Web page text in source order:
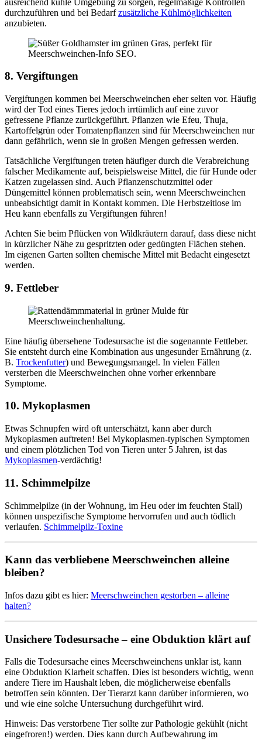
durchzuführen und bei Bedarfzusätzliche Kühlmöglichkeiten
anzubieten.
8. Vergiftungen
Vergiftungen kommen bei Meerschweinchen eher selten vor. Häufig
wird der Tod eines Tieres jedoch irrtümlich auf eine zuvor
gefressene Pflanze zurückgeführt. Pflanzen wie Efeu, Thuja,
Kartoffelgrün oder Tomatenpflanzen sind für Meerschweinchen nur
dann gefährlich, wenn sie in großen Mengen gefressen werden.
Tatsächliche Vergiftungen treten häufiger durch die Verabreichung
falscher Medikamente auf, beispielsweise Mittel, die für Hunde oder
Katzen zugelassen sind. Auch Pflanzenschutzmittel oder
Düngemittel können problematisch sein, wenn Meerschweinchen
unbeabsichtigt damit in Kontakt kommen. Die Herbstzeitlose im
Heu kann ebenfalls zu Vergiftungen führen!
Achten Sie beim Pflücken von Wildkräutern darauf, dass diese nicht
in kürzlicher Nähe zu gespritzten oder gedüngten Flächen stehen.
Im eigenen Garten sollten chemische Mittel mit Bedacht eingesetzt
werden.
9. Fettleber
Eine häufig übersehene Todesursache ist die sogenannte Fettleber.
Sie entsteht durch eine Kombination aus ungesunder Ernährung (z.
B. Trockenfutter) und Bewegungsmangel. In vielen Fällen
versterben die Meerschweinchen ohne vorher erkennbare
Symptome.
10. Mykoplasmen
Etwas Schnupfen wird oft unterschätzt, kann aber durch
Mykoplasmen auftreten! Bei Mykoplasmen-typischen Symptomen
und einem plötzlichen Tod von Tieren unter 5 Jahren, ist das
Mykoplasmen-verdächtig!
11. Schimmelpilze
Schimmelpilze (in der Wohnung, im Heu oder im feuchten Stall)
können unspezifische Symptome hervorrufen und auch tödlich
verlaufen. Schimmelpilz-Toxine
Kann das verbliebene Meerschweinchen alleine
bleiben?
Infos dazu gibt es hier: Meerschweinchen gestorben – alleine
halten?
Unsichere Todesursache – eine Obduktion klärt auf
Falls die Todesursache eines Meerschweinchens unklar ist, kann
eine Obduktion Klarheit schaffen. Dies ist besonders wichtig, wenn
andere Tiere im Haushalt leben, die möglicherweise ebenfalls
betroffen sein könnten. Der Tierarzt kann darüber informieren, wo
und wie eine solche Untersuchung durchgeführt wird.
Hinweis: Das verstorbene Tier sollte zur Pathologie gekühlt (nicht
eingefroren!) werden. Dies kann durch Aufbewahrung im